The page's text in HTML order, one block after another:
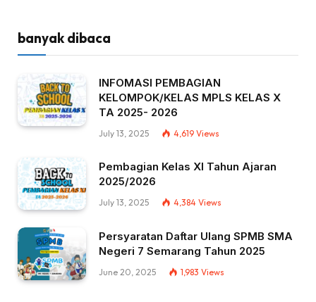
banyak dibaca
INFOMASI PEMBAGIAN
KELOMPOK/KELAS MPLS KELAS X
TA 2025- 2026
July 13, 2025 4,619 Views
Pembagian Kelas XI Tahun Ajaran
2025/2026
July 13, 2025 4,384 Views
Persyaratan Daftar Ulang SPMB SMA
Negeri 7 Semarang Tahun 2025
June 20, 2025 1,983 Views